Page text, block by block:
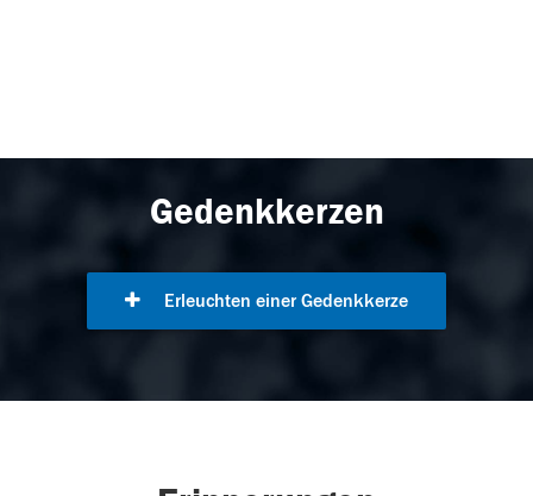
Gedenkkerzen
Erleuchten einer Gedenkkerze